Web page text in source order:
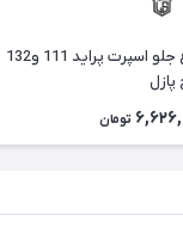
چراغ جلو اسپرت پراید 111 و132
تومان